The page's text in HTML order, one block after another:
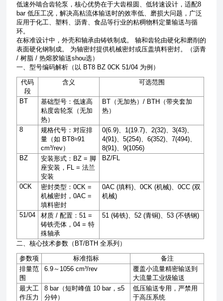
低速外啮合齿轮泵，核心优势在于大齿根圆、低转速设计，适配8
bar 低压工况，解决高粘流体输送时的效率低、磨损大问题，广泛
应用于化工、塑料、沥青、食品等行业的粘稠物料定量输送与循
环。
在标准设计中，外壳和轴承由铸铁制成。
轴和齿轮由硬化和磨削的
表面硬化钢制成。
为轴密封提供机械密封或压盖填料密封。
（沥青
/ 树脂 / 热熔胶输送shou选）
一、型号编码解析（以 BT8 BZ 0CK 51/04 为例）
代码
段
含义 可选范围
BT
基础型号：低速高
粘度齿轮泵（无加
热）
BT （无加热）/ BTH （带夹套加
热）
8
规格代号：对应排
量（如 BT8≈91
cm³/rev）
0(6.9)、 1(19.7)、2(32)、3(43)、
4(91)、5(254)、6(352)、7(494)、
8(91)、9(1056)
BZ
安装形式： BZ = 脚
座安装， FL =法兰
安装
BZ/FL
0CK 密封类型：0CK =
机械密封，0AC =
填料密封
0AC (填料)、0CK (机械)、0CC (双
机械)
51/04 材质 /配置：51 =
铸铁壳体，04 =特
殊轴承
51 (铸铁)、52 (青铜)、53 (不锈钢)
二、核心技术参数（BT/BTH 全系列）
参数项
标准指标
备注
排量范
围
6.9～ 1056 cm³/rev
覆盖小流量精密输送到
大流量工业级输送
最大工
作压力
8 bar（短时峰值 10 bar，≤5
分钟）
低压输送专用，严禁用
于高压系统